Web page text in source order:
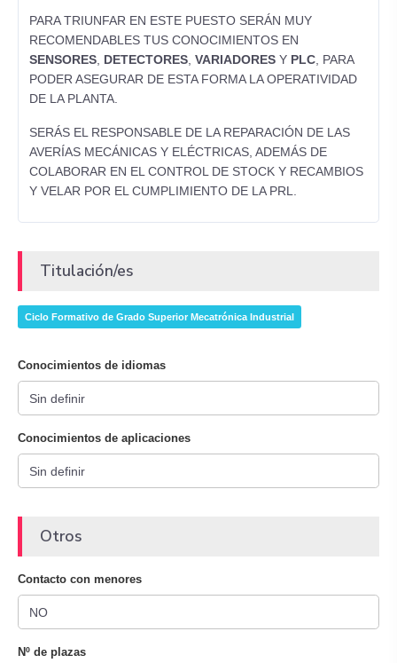
PARA TRIUNFAR EN ESTE PUESTO SERÁN MUY
RECOMENDABLES TUS CONOCIMIENTOS EN
SENSORES DETECTORES VARIADORES Y PLC , PARA
PODER ASEGURAR DE ESTA FORMA LA OPERATIVIDAD
DE LA PLANTA.
SERÁS EL RESPONSABLE DE LA REPARACIÓN DE LAS
AVERÍAS MECÁNICAS Y ELÉCTRICAS, ADEMÁS DE
COLABORAR EN EL CONTROL DE STOCK Y RECAMBIOS
Y VELAR POR EL CUMPLIMIENTO DE LA PRL.
Titulación/es
Ciclo Formativo de Grado Superior Mecatrónica Industrial
Conocimientos de idiomas
Conocimientos de aplicaciones
Otros
Contacto con menores
Nº de plazas